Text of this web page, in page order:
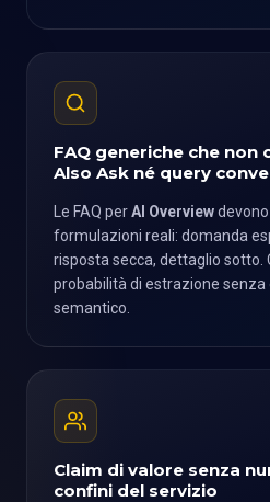
FAQ generiche che non
Also Ask né query
Le FAQ perAI Overview
formulazioni reali: domanda
risposta secca, dettaglio sotto.
probabilità di estrazione senza
semantico.
Claim di valore senza
confini del servizio